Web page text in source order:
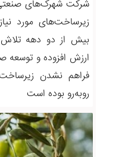
شرکت شهرک‌های صنعتی
زیرساخت‌های مورد
بیش از دو دهه
ارزش افزوده و توسعه
فراهم نشدن
روبه‌رو بوده است